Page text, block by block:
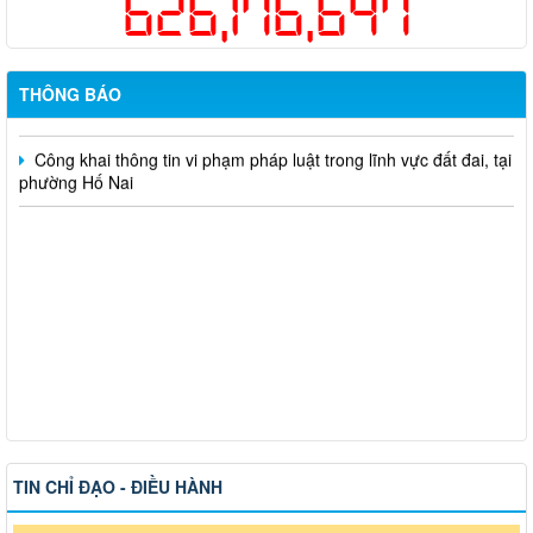
THÔNG BÁO
một lần cho người dân trên địa bàn thành phố Đồng Nai
việc
phường Hố Nai
TIN CHỈ ĐẠO - ĐIỀU HÀNH